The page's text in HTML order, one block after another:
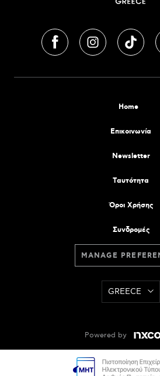
Home
Επικοινωνία
Newsletter
Tαυτότητα
Όροι Χρήσης
Συνδρομές
MANAGE
GREECE
Powered by